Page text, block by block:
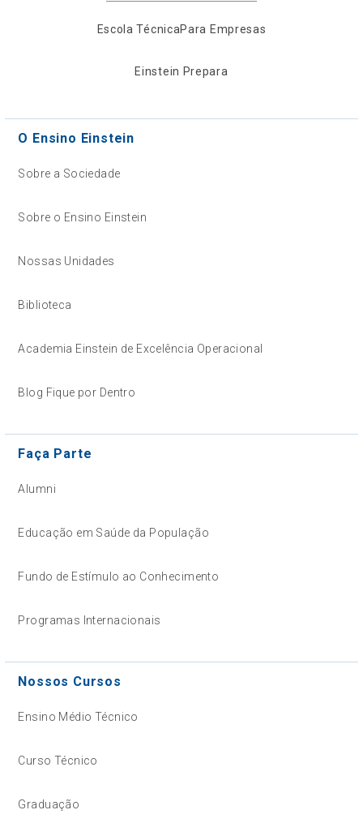
Escola TécnicaPara Empresas
Einstein Prepara
O Ensino Einstein
Sobre a Sociedade
Sobre o Ensino Einstein
Nossas Unidades
Biblioteca
Academia Einstein de Excelência Operacional
Blog Fique por Dentro
Faça Parte
Alumni
Educação em Saúde da População
Fundo de Estímulo ao Conhecimento
Programas Internacionais
Nossos Cursos
Ensino Médio Técnico
Curso Técnico
Graduação